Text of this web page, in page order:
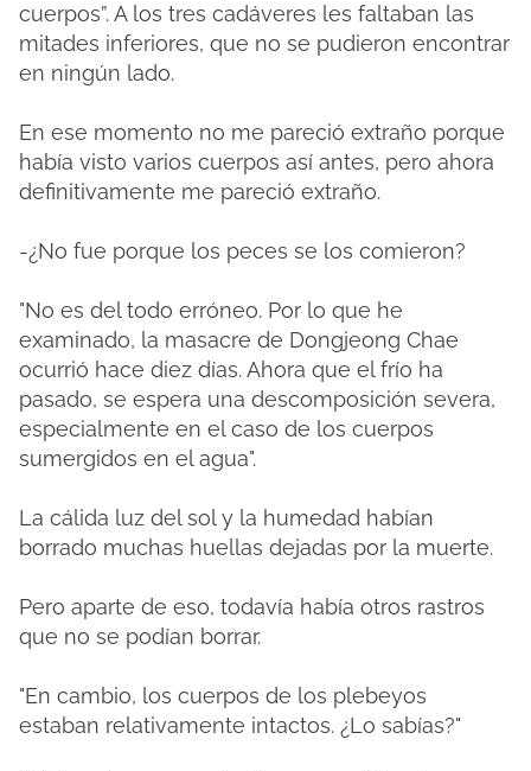
cuerpos”. A los tres cadáveres les faltaban las
mitades inferiores, que no se pudieron encontrar
en ningún lado.
En ese momento no me pareció extraño porque
había visto varios cuerpos así antes, pero ahora
definitivamente me pareció extraño.
-¿No fue porque los peces se los comieron?
"No es del todo erróneo. Por lo que he
examinado, la masacre de Dongjeong Chae
ocurrió hace diez días. Ahora que el frío ha
pasado, se espera una descomposición severa,
especialmente en el caso de los cuerpos
sumergidos en el agua".
La cálida luz del sol y la humedad habían
borrado muchas huellas dejadas por la muerte.
Pero aparte de eso, todavía había otros rastros
que no se podían borrar.
"En cambio, los cuerpos de los plebeyos
estaban relativamente intactos. ¿Lo sabías?"